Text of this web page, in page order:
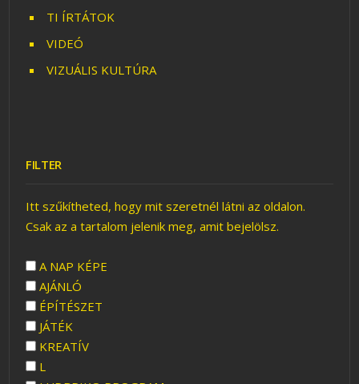
TI ÍRTÁTOK
VIDEÓ
VIZUÁLIS KULTÚRA
FILTER
Itt szűkítheted, hogy mit szeretnél látni az oldalon.
Csak az a tartalom jelenik meg, amit bejelölsz.
A NAP KÉPE
AJÁNLÓ
ÉPÍTÉSZET
JÁTÉK
KREATÍV
L